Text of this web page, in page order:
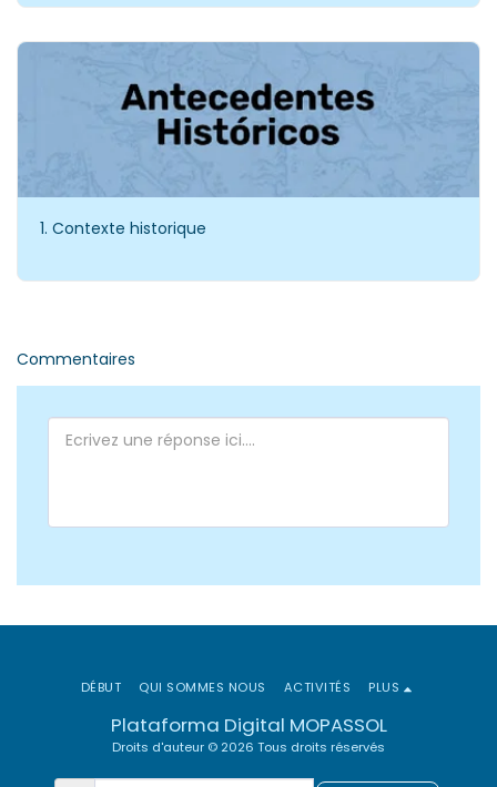
1. Contexte historique
Commentaires
Plataforma Digital MOPASSOL
Droits d'auteur © 2026 Tous droits réservés
DÉBUT QUI SOMMES NOUS ACTIVITÉS PLUS